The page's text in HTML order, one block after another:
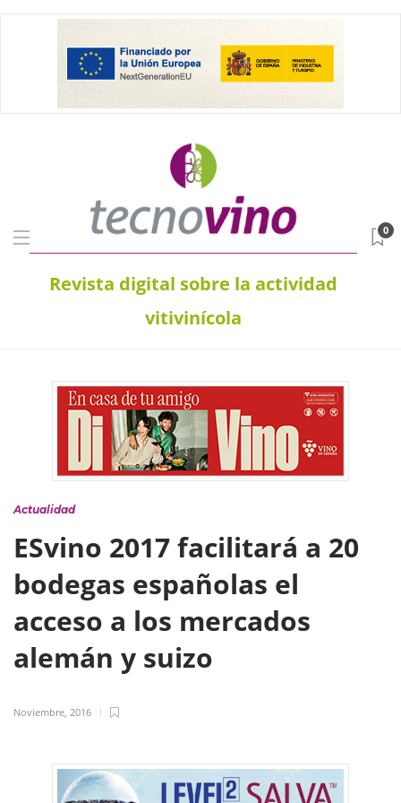
Revista digital sobre la actividad
vitivinícola
0
Actualidad
ESvino 2017 facilitará a 20
bodegas españolas el
acceso a los mercados
alemán y suizo
Noviembre, 2016